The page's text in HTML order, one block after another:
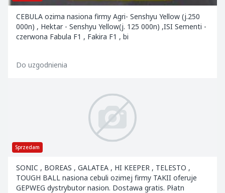
CEBULA ozima nasiona firmy Agri- Senshyu Yellow (j.250
000n) , Hektar - Senshyu Yellow(j. 125 000n) ,ISI Sementi -
czerwona Fabula F1 , Fakira F1 , bi
Do uzgodnienia
Sprzedam
SONIC , BOREAS , GALATEA , HI KEEPER , TELESTO ,
TOUGH BALL nasiona cebuli ozimej firmy TAKII oferuje
GEPWEG dystrybutor nasion. Dostawa gratis. Płatn